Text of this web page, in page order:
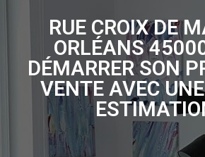
RUE CROIX DE
ORLÉANS
DÉMARRER SON
VENTE AVEC